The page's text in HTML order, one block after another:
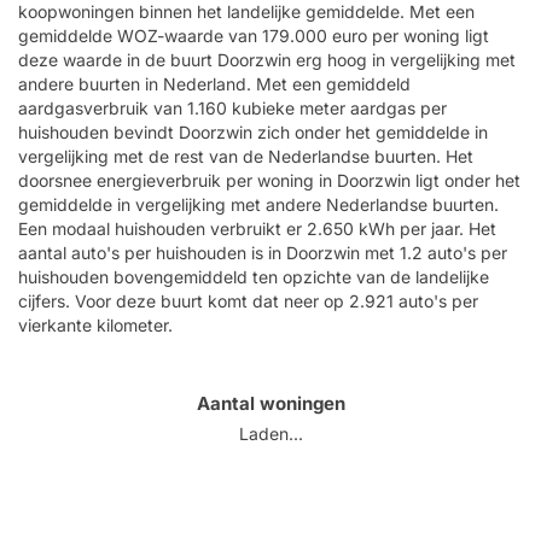
koopwoningen binnen het landelijke gemiddelde. Met een
gemiddelde WOZ-waarde van 179.000 euro per woning ligt
deze waarde in de buurt Doorzwin erg hoog in vergelijking met
andere buurten in Nederland. Met een gemiddeld
aardgasverbruik van 1.160 kubieke meter aardgas per
huishouden bevindt Doorzwin zich onder het gemiddelde in
vergelijking met de rest van de Nederlandse buurten. Het
doorsnee energieverbruik per woning in Doorzwin ligt onder het
gemiddelde in vergelijking met andere Nederlandse buurten.
Een modaal huishouden verbruikt er 2.650 kWh per jaar. Het
aantal auto's per huishouden is in Doorzwin met 1.2 auto's per
huishouden bovengemiddeld ten opzichte van de landelijke
cijfers. Voor deze buurt komt dat neer op 2.921 auto's per
vierkante kilometer.
Aantal woningen
Laden...